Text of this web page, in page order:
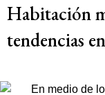
Habitación
tendencias